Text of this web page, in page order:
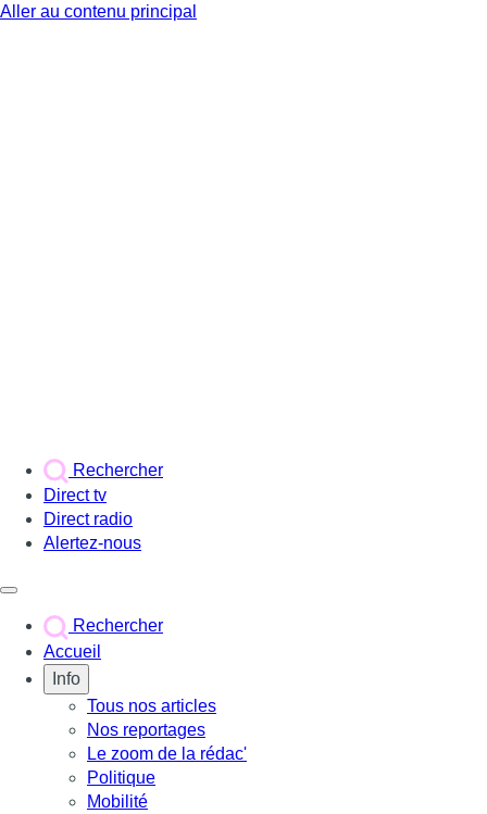
Aller au contenu principal
Rechercher
Direct tv
Direct radio
Alertez-nous
Rechercher
Accueil
Info
Tous nos articles
Nos reportages
Le zoom de la rédac'
Politique
Mobilité